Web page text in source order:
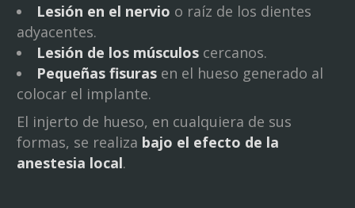
Lesión en el nervio o raíz de los dientes
adyacentes.
Lesión de los músculoscercanos.
Pequeñas fisurasen el hueso generado al
colocar el implante.
El injerto de hueso, en cualquiera de sus
formas, se realiza bajo el efecto de la
anestesia local.